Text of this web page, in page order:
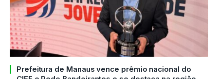
Prefeitura de Manaus vence prêmio nacional do